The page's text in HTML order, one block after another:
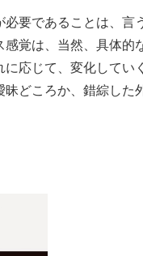
必要であることは、言
覚は、当然、具体的
に応じて、変化してい
昧どころか、錯綜した